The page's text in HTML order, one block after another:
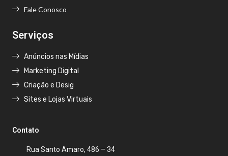
Fale Conosco
Serviços
Anúncios nas Mídias
Marketing Digital
Criação e Desig
Sites e Lojas Virtuais
Contato
Rua Santo Amaro, 486 – 34